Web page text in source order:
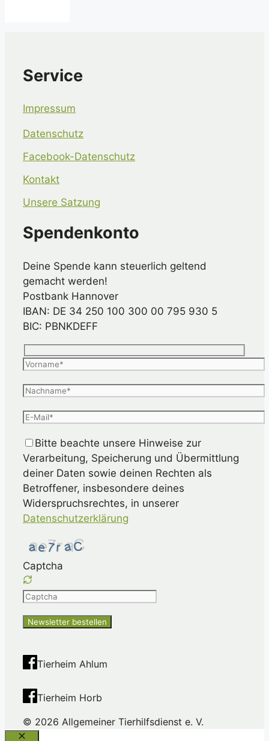
Service
Impressum
Datenschutz
Facebook-Datenschutz
Kontakt
Unsere Satzung
Spendenkonto
Deine Spende kann steuerlich geltend
gemacht werden!
Postbank Hannover
IBAN: DE 34 250 100 300 00 795 930 5
BIC: PBNKDEFF
Bitte beachte unsere Hinweise zur
Verarbeitung, Speicherung und Übermittlung
deiner Daten sowie deinen Rechten als
Betroffener, insbesondere deines
Widerspruchsrechtes, in unserer
Datenschutzerklärung
Captcha
Please
the
shown
in
the
CAPTCHA
to
ensure
Tierheim Ahlum
Tierheim Horb
© 2026 Allgemeiner Tierhilfsdienst e. V.